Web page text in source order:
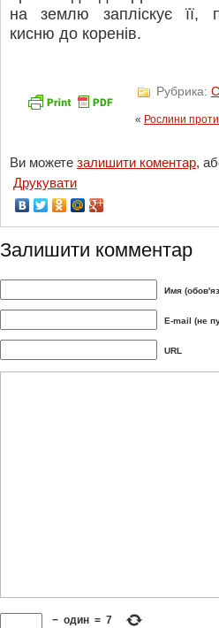
на землю запліскує її,
кисню до коренів.
Рубрика:
« Рослини проти
Ви можете залишити коментар,
Друкувати
Залишити комментар
Имя
E-mail (не
URL
− один = 7